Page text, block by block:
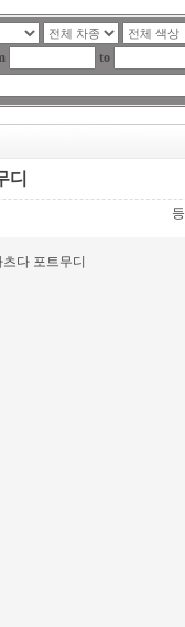
to
디
다 포트무디